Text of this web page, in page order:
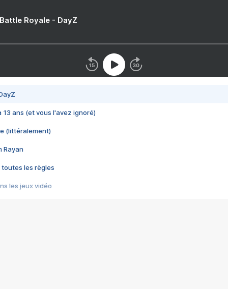
Royale - DayZ
13 ans (et vous l'avez ignoré)
(littéralement)
Rayan
toutes les règles
les jeux vidéo